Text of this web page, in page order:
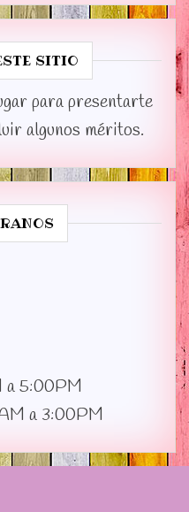
SITIO
para presentarte
algunos méritos.
a 5:00PM
a 3:00PM